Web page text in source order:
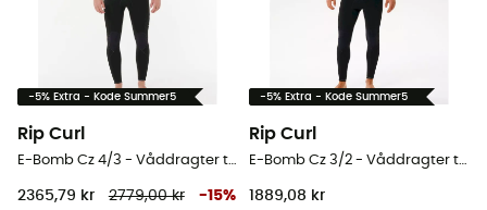
-5% Extra - Kode Summer5
Rip Curl
E-Bomb Cz 4/3 - Våddragter til surf - Herrer
2365,79 kr 2779,00 kr -15%
-5% Extra - Kode Summer5
Rip Curl
E-Bomb Cz 3/2 - Våddragter til surf - Herrer
1889,08 kr